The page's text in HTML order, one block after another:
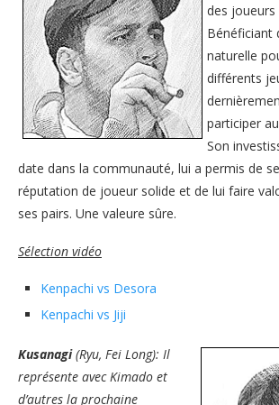
des joueurs
Bénéficiant
naturelle
différents
participer
Son
date dans la communauté, lui a permis de
réputation de joueur solide et de lui faire
ses pairs. Une valeure sûre.
Sélection vidéo
Kenpachi vs Desora
Kenpachi vs Jiji
Kusanagi(Ryu, Fei Long): Il
représente avec Kimado et
d’autres la prochaine